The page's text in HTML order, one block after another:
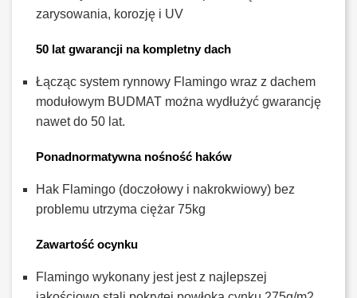
zarysowania, korozję i UV
50 lat gwarancji na kompletny dach
Łącząc system rynnowy Flamingo wraz z dachem
modułowym BUDMAT można wydłużyć gwarancję
nawet do 50 lat.
Ponadnormatywna nośność haków
Hak Flamingo (doczołowy i nakrokwiowy) bez
problemu utrzyma ciężar 75kg
Zawartość ocynku
Flamingo wykonany jest jest z najlepszej